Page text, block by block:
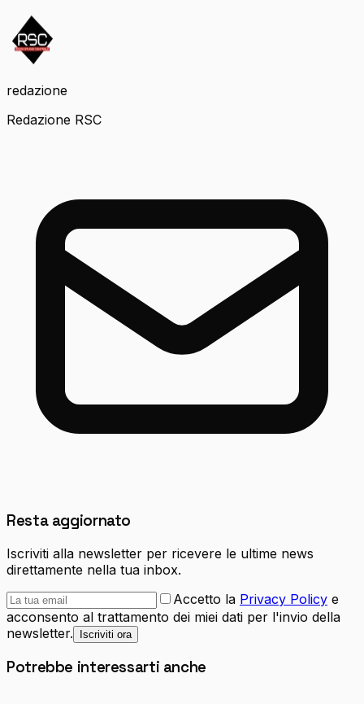
redazione
Redazione RSC
Resta aggiornato
Iscriviti alla newsletter per ricevere le ultime news
direttamente nella tua inbox.
Accetto la Privacy Policy e
acconsento al trattamento dei miei dati per l'invio della
newsletter.
Iscriviti ora
Potrebbe interessarti anche